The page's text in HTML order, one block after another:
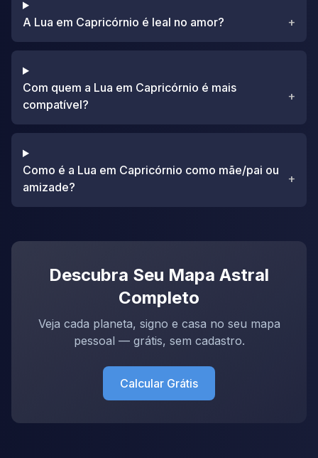
A Lua em Capricórnio é leal no amor? +
Com quem a Lua em Capricórnio é mais
compatível?
+
Como é a Lua em Capricórnio como mãe/pai ou
amizade?
+
Descubra Seu Mapa Astral
Completo
Veja cada planeta, signo e casa no seu mapa
pessoal — grátis, sem cadastro.
Calcular Grátis